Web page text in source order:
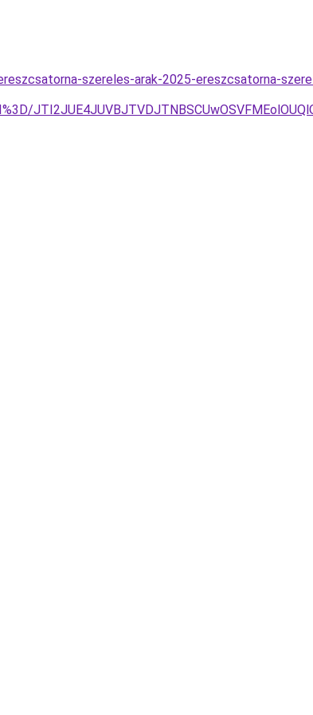
szereles-arak-2025-ereszcsatorna-